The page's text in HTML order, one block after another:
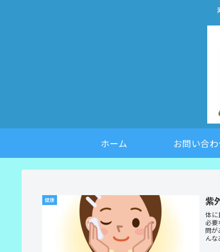
ホーム お問い合
健康 紫
体に
必要
問が
ん